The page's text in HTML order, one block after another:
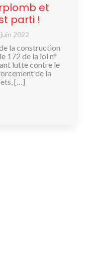
et
parti !
2022
la construction
172 de la loi n°
lutte contre le
de la
[…]